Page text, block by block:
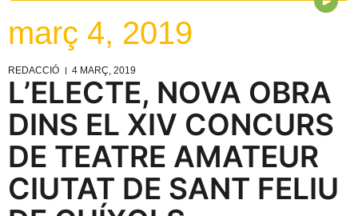
març 4, 2019
REDACCIÓ 4 MARÇ, 2019
L’ELECTE, NOVA OBRA
DINS EL XIV CONCURS
DE TEATRE AMATEUR
CIUTAT DE SANT FELIU